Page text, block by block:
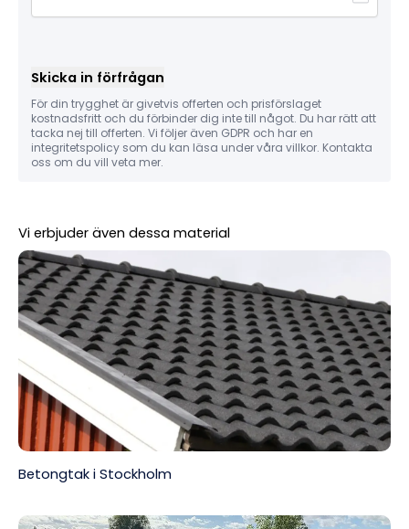
Skicka in förfrågan
För din trygghet är givetvis offerten och prisförslaget
kostnadsfritt och du förbinder dig inte till något. Du har rätt att
tacka nej till offerten. Vi följer även GDPR och har en
integritetspolicy som du kan läsa under våra villkor. Kontakta
oss om du vill veta mer.
Vi erbjuder även dessa material
Betongtak i Stockholm